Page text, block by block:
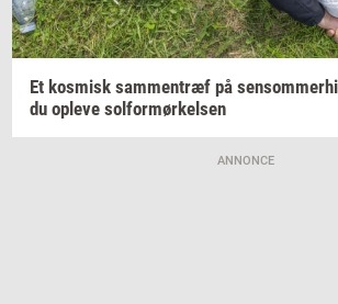
Et kos­misk sam­men­træf på
du op­le­ve sol­for­mør­kel­sen
ANNONCE